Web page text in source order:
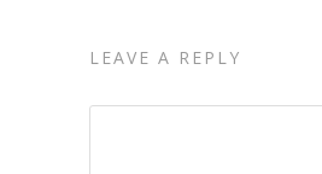
LEAVE A REPLY